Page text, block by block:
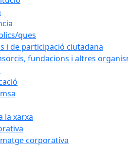
ques
i de participació ciutadana
fundacions i altres
la xarxa
corporativa